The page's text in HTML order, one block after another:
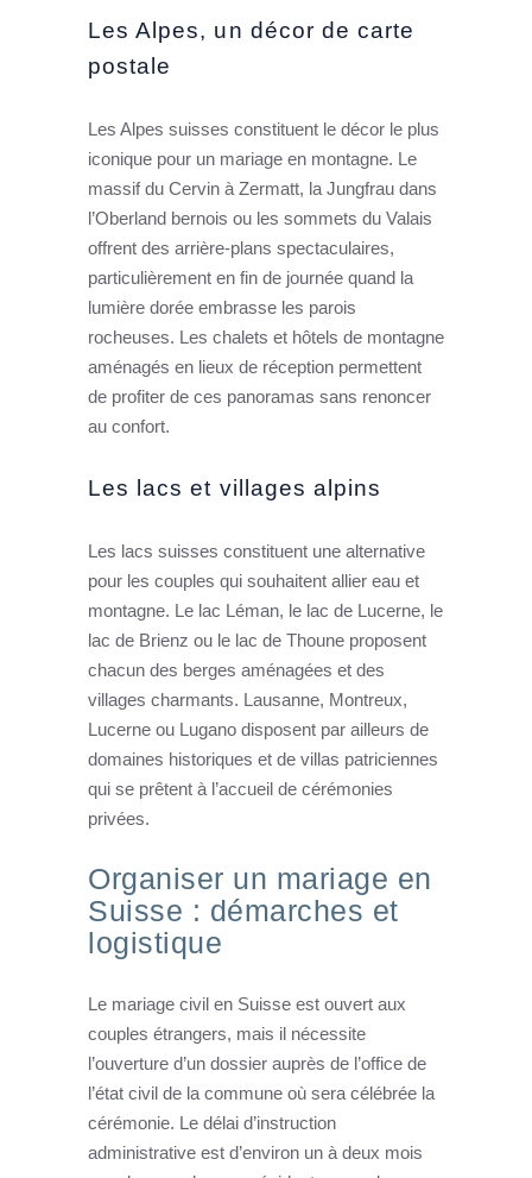
Les Alpes, un décor de carte
postale
Les Alpes suisses constituent le décor le plus
iconique pour un mariage en montagne. Le
massif du Cervin à Zermatt, la Jungfrau dans
l’Oberland bernois ou les sommets du Valais
offrent des arrière-plans spectaculaires,
particulièrement en fin de journée quand la
lumière dorée embrasse les parois
rocheuses. Les chalets et hôtels de montagne
aménagés en lieux de réception permettent
de profiter de ces panoramas sans renoncer
au confort.
Les lacs et villages alpins
Les lacs suisses constituent une alternative
pour les couples qui souhaitent allier eau et
montagne. Le lac Léman, le lac de Lucerne, le
lac de Brienz ou le lac de Thoune proposent
chacun des berges aménagées et des
villages charmants. Lausanne, Montreux,
Lucerne ou Lugano disposent par ailleurs de
domaines historiques et de villas patriciennes
qui se prêtent à l’accueil de cérémonies
privées.
Organiser un mariage en
Suisse : démarches et
logistique
Le mariage civil en Suisse est ouvert aux
couples étrangers, mais il nécessite
l’ouverture d’un dossier auprès de l’office de
l’état civil de la commune où sera célébrée la
cérémonie. Le délai d’instruction
administrative est d’environ un à deux mois